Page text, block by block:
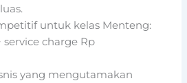
untuk kelas Menteng:
service charge Rp
yang mengutamakan